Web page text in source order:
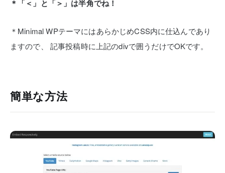
＊「＜」と「＞」は半角でね！
＊Minimal WPテーマにはあらかじめCSS内に仕込んであり
ますので、
記事投稿時に上記のdivで囲うだけでOKです。
簡単な方法